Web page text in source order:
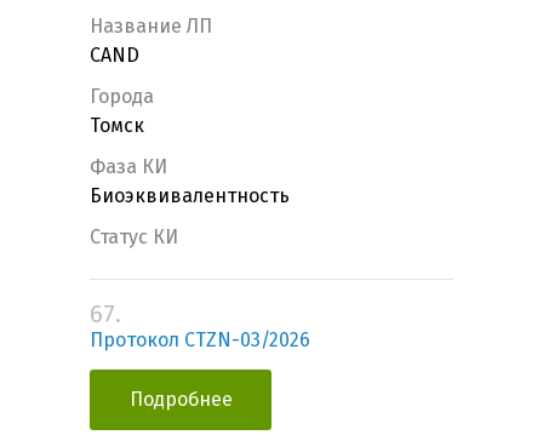
Название ЛП
CAND
Города
Томск
Фаза КИ
Биоэквивалентность
Статус КИ
67.
Протокол CTZN-03/2026
Подробнее